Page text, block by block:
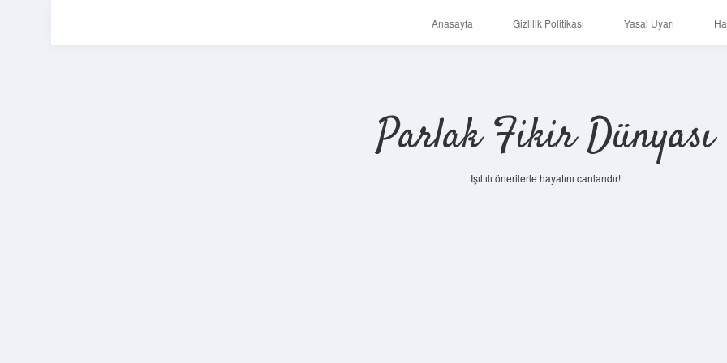
Anasayfa Gizlilik Politikası Yasal Uyarı
Parlak Fikir Dünyası
Işıltılı önerilerle hayatını canlandır!